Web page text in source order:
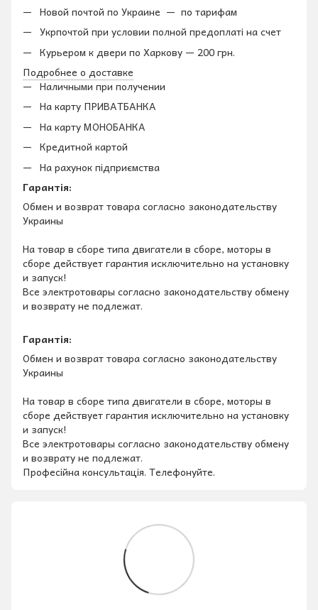
Новой почтой по Украине — по тарифам
Укрпочтой при условии полной предоплаті на счет
Курьером к двери по Харкову — 200 грн.
Подробнее о доставке
Наличными при получении
На карту ПРИВАТБАНКА
На карту МОНОБАНКА
Кредитной картой
На рахунок підприємства
Гарантія:
Обмен и возврат товара согласно законодательству
Украины
На товар в сборе типа двигатели в сборе, моторы в
сборе действует гарантия исключительно на установку
и запуск!
Все электротовары согласно законодательству обмену
и возврату не подлежат.
Гарантія:
Обмен и возврат товара согласно законодательству
Украины
На товар в сборе типа двигатели в сборе, моторы в
сборе действует гарантия исключительно на установку
и запуск!
Все электротовары согласно законодательству обмену
и возврату не подлежат.
Професійна консультація. Телефонуйте.